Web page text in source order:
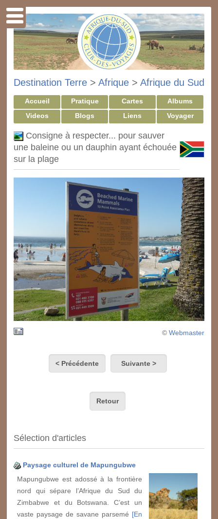
Destination Terre > Afrique > Afrique du Sud
Accueil Pratique Cartes
Albums
Videos
Blogs Liens Voyager
Consigne à respecter... pour sauver
une baleine ou un dauphin ayant échouée
sur la plage
© Webmaster
< Précédente Suivante >
Retour
Sélection d'articles
Paysage culturel de Mapungubwe
Mapungubwe est adossé à la frontière
nord qui sépare l’Afrique du Sud du
Zimbabwe et du Botswana. C’est un
vaste paysage de savane parsemé [En